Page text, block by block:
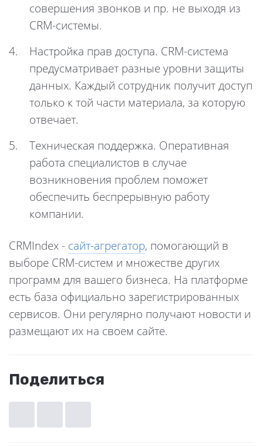
совершения звонков и пр. не выходя из
CRM-системы.
Настройка прав доступа. CRM-система
предусматривает разные уровни защиты
данных. Каждый сотрудник получит доступ
только к той части материала, за которую
отвечает.
Техническая поддержка. Оперативная
работа специалистов в случае
возникновения проблем поможет
обеспечить беспрерывную работу
компании.
CRMIndex - сайт-агрегатор, помогающий в
выборе CRM-систем и множестве других
программ для вашего бизнеса. На платформе
есть база официально зарегистрированных
сервисов. Они регулярно получают новости и
размещают их на своем сайте.
Поделиться